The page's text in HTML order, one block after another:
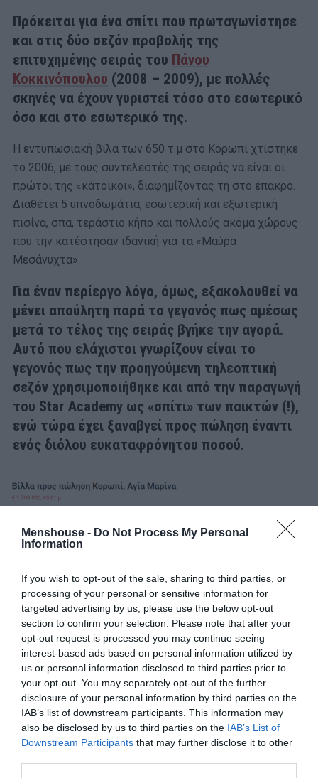
Menshouse - Do Not Process My Personal
Information
If you wish to opt-out of the sale, sharing to third parties, or
processing of your personal or sensitive information for
targeted advertising by us, please use the below opt-out
section to confirm your selection. Please note that after your
opt-out request is processed you may continue seeing
interest-based ads based on personal information utilized by
us or personal information disclosed to third parties prior to
your opt-out. You may separately opt-out of the further
disclosure of your personal information by third parties on the
IAB’s list of downstream participants. This information may
also be disclosed by us to third parties on the IAB’s List of
Downstream Participants that may further disclose it to other
Πρόκειται για ένα σπίτι που πρωταγωνίστησε
και στις δύο σεζόν προβολής της
επιτυχημένης σειράς του Πάνου
Κοκκινόπουλου (2008 – 2009), με πολλές
σκηνές να έχουν γυριστεί τόσο στο εσωτερικό
όσο και στο εσωτερικό της.
Η εντυπωσιακή βίλα των 650 τ.μ στο Κορωπί χτίστηκε
το 2006, με τους συντελεστές της σειράς να είναι οι
πρώτοι της «κάτοικοι», διαφημίζοντας τη στο έπακρο.
Διαθέτει 5 υπνοδωμάτια, εσωτερική και εξωτερική
πισίνα, σπα, τεράστιο κήπο και πολλούς ακόμα χώρους
που την κατέστησαν ιδανική για τα «Μαύρα
Μεσάνυχτα».
Για έναν περίεργο λόγο, όμως, εξακολουθεί να
μένει απούλητη παρά το γεγονός πως αμέσως
μετά το τέλος της σειράς βγήκε την αγορά.
Αυτό που ελάχιστοι γνωρίζουν είναι το
γεγονός πως την προηγούμενη τηλεοπτική
σεζόν χρησιμοποιήθηκε και από την παραγωγή
του Star Academy ως «σπίτι» των παικτών (!),
ενώ τώρα έχει ξαναβγεί προς πώληση έναντι
ενός διόλου ευκαταφρόνητου ποσού.